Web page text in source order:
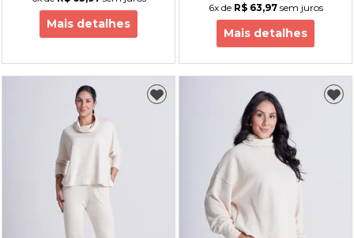
Mais detalhes
6xde R$ 63,97sem juros
Mais detalhes